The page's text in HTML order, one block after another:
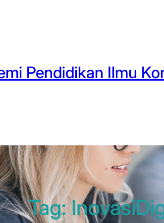
Pendidikan Ilmu
Tag: